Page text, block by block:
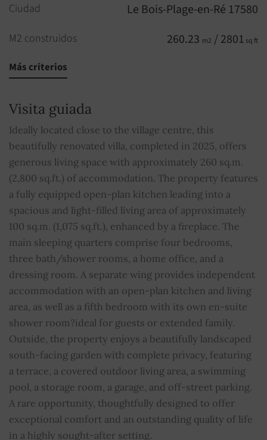
Ciudad Le Bois-Plage-en-Ré 17580
M2 construidos 260.23 m2 / 2801 sq ft
Habitaciones
Cuarto de baño
Aseo
Aseos
Piscina
Hogar
Alarma SÍ
Persianas enrollable eléctricas
Bien sujeto al régimen de copropiedad NO
Cuota media de los gastos comunes
Más criterios
Visita guiada
Ideally located close to the village centre, this
beautifully renovated villa, completed in 2025, offers
generous living space with approximately 260 sq.m.
(2,800 sq.ft.) of accommodation. The property features
a fully equipped open-plan kitchen leading into a
spacious and light-filled living area of approximately
100 sq.m. (1,075 sq.ft.), enhanced by a fireplace. The
main sleeping quarters comprise four bedrooms,
three bath/shower rooms, a home office, and a
dressing room. A separate wing provides independent
accommodation with an open-plan kitchen and living
area, as well as a fifth bedroom with its own en-suite
shower room?ideal for guests or extended family.
Outside, the property enjoys a beautifully landscaped
south-facing garden with complete privacy, featuring
a terrace, a covered outdoor living area, a swimming
pool, a storage room, a garage, and off-street parking.
A rare opportunity, thoughtfully designed to offer
exceptional comfort and an outstanding quality of life
in a highly sought-after setting.